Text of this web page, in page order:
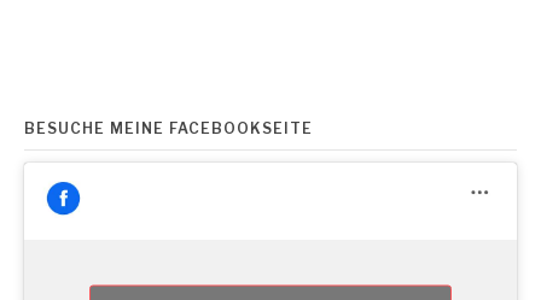
BESUCHE MEINE FACEBOOKSEITE